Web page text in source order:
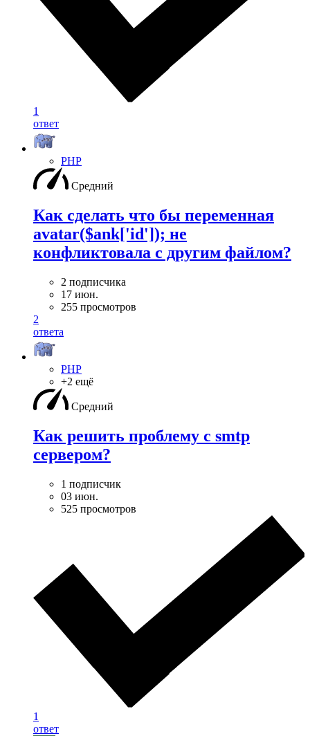
1
ответ
PHP
Средний
Как сделать что бы переменная
avatar($ank['id']); не
конфликтовала с другим файлом?
2 подписчика
17 июн.
255 просмотров
2
ответа
PHP
+2 ещё
Средний
Как решить проблему с smtp
сервером?
1 подписчик
03 июн.
525 просмотров
1
ответ